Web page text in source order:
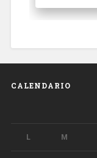
CALENDARIO
L M